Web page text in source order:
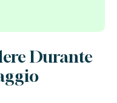
Durante